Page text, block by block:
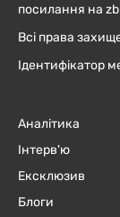
посилання на
Всі права
Ідентифікатор
Аналітика
Інтерв'ю
Ексклюзив
Блоги